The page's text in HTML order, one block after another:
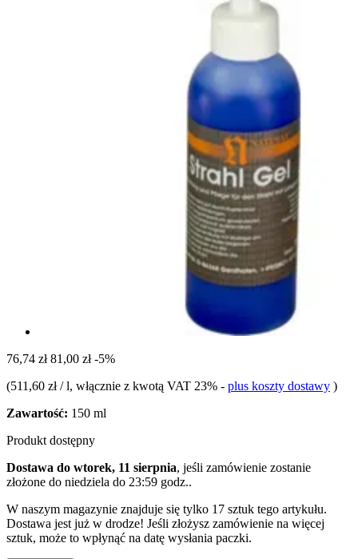
76,74 zł 81,00 zł -5%
(511,60 zł / l, włącznie z kwotą VAT 23% - plus koszty dostawy )
Zawartość: 150 ml
Produkt dostępny
Dostawa do wtorek, 11 sierpnia, jeśli zamówienie zostanie
złożone do niedziela do 23:59 godz..
W naszym magazynie znajduje się tylko 17 sztuk tego artykułu.
Dostawa jest już w drodze! Jeśli złożysz zamówienie na więcej
sztuk, może to wpłynąć na datę wysłania paczki.